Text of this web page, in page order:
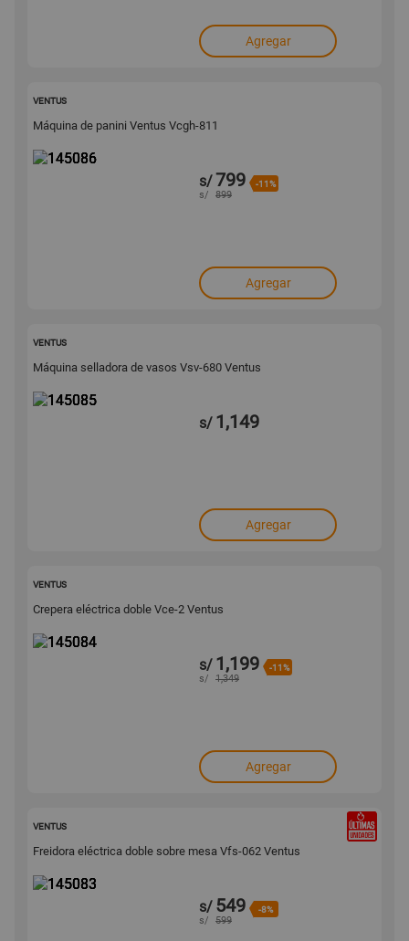
Agregar
VENTUS
Máquina de panini Ventus Vcgh-811
s/799 -11%
s/ 899
Agregar
VENTUS
Máquina selladora de vasos Vsv-680 Ventus
s/ 1,149
Agregar
VENTUS
Crepera eléctrica doble Vce-2 Ventus
s/ 1,199 -11%
s/ 1,349
Agregar
VENTUS
Freidora eléctrica doble sobre mesa Vfs-062 Ventus
s/ 549 -8%
s/ 599